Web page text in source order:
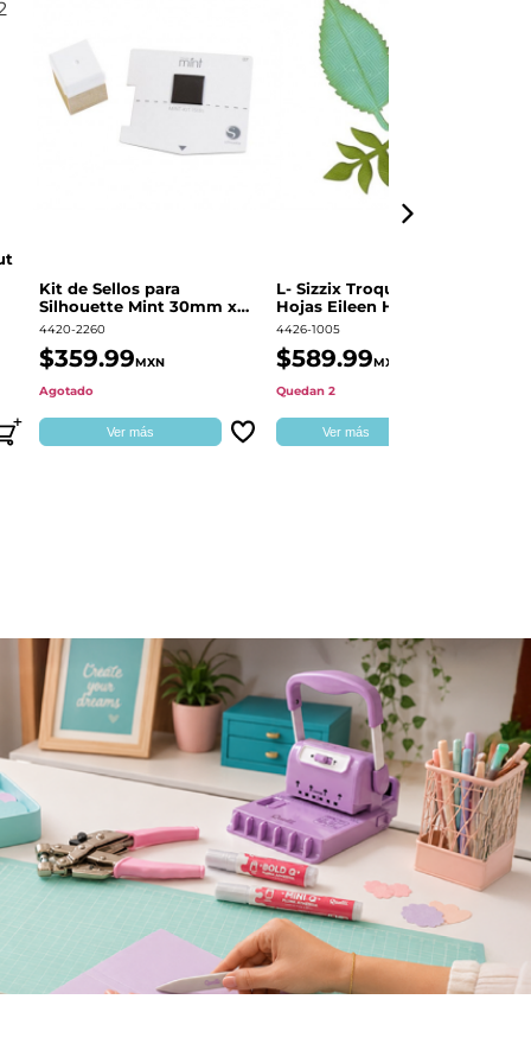
Kit de Sellos para
Silhouette Mint 30mm x
60mm
4420-2260
$359.99MXN
Agotado
Ver más
L- Sizzix Troquel Grueso
Hojas Eileen Hull | 661111
4426-1005
$589.99MXN
Quedan 2
Ver más